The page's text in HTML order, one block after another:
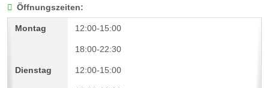
Öffnungszeiten:
12:00-15:00
18:00-22:30
12:00-15:00